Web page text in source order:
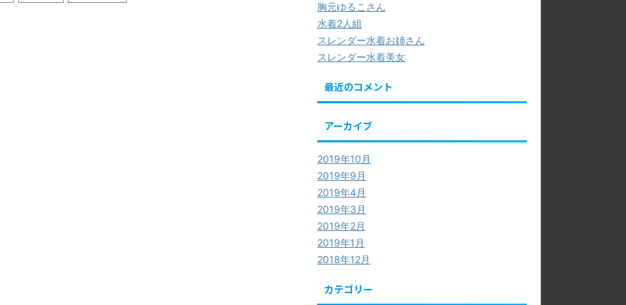
胸元ゆるこさん
水着2人組
スレンダー水着お姉さん
スレンダー水着美女
最近のコメント
アーカイブ
2019年10月
2019年9月
2019年4月
2019年3月
2019年2月
2019年1月
2018年12月
カテゴリー